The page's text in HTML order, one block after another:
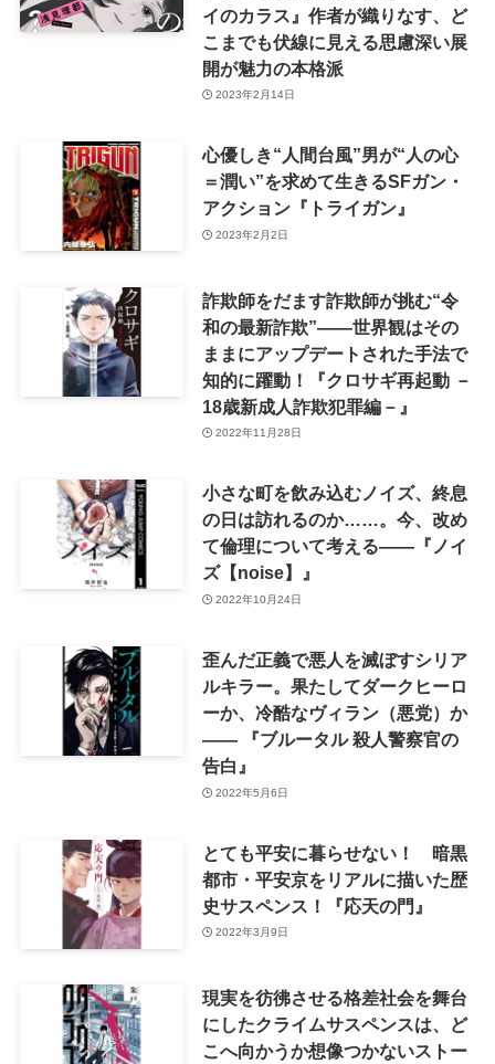
イのカラス』作者が織りなす、ど
こまでも伏線に見える思慮深い展
開が魅力の本格派
2023年2月14日
心優しき“人間台風”男が“人の心
＝潤い”を求めて生きるSFガン・
アクション『トライガン』
2023年2月2日
詐欺師をだます詐欺師が挑む“令
和の最新詐欺”――世界観はその
ままにアップデートされた手法で
知的に躍動！『クロサギ再起動 －
18歳新成人詐欺犯罪編－』
2022年11月28日
小さな町を飲み込むノイズ、終息
の日は訪れるのか……。今、改め
て倫理について考える——『ノイ
ズ【noise】』
2022年10月24日
歪んだ正義で悪人を滅ぼすシリア
ルキラー。果たしてダークヒーロ
ーか、冷酷なヴィラン（悪党）か
—— 『ブルータル 殺人警察官の
告白』
2022年5月6日
とても平安に暮らせない！ 暗黒
都市・平安京をリアルに描いた歴
史サスペンス！『応天の門』
2022年3月9日
現実を彷彿させる格差社会を舞台
にしたクライムサスペンスは、ど
こへ向かうか想像つかないストー